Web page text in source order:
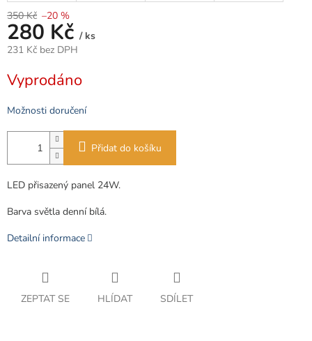
350 Kč –20 %
280 Kč / ks
231 Kč bez DPH
cena:
Vyprodáno
Možnosti doručení
Přidat do košíku
LED přisazený panel 24W.
Barva světla denní bílá.
Detailní informace
ZEPTAT SE HLÍDAT SDÍLET